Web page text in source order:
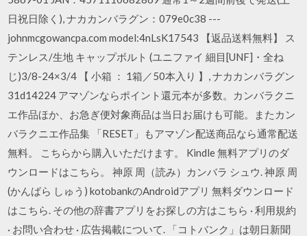
日祝日除く), ナカカンバラグン：079e0c38 ---
johnmcgowancpa.com model:4nLsK17543 【返品送料無料】 ス
テンレス/生地 キャップボルト (ユニファイ 細目[UNF]・全ね
じ)3/8-24×3/4 【 小箱 ： 1箱／50本入り 】, ナカカンバラグン
31d14224 アマゾンならポイント還元本が多数。カンバラクニ
エ作品ほか、お急ぎ便対象商品は当日お届けも可能。またカン
バラクニエ作品集 「RESET」もアマゾン配送商品なら通常配送
無料。 こちらから購入いただけます。 Kindle 無料アプリのダ
ウンロードはこちら。 神原 周（読み）カンバラ シュウ. 神原 周
(かんばら しゅう) kotobankのAndroidアプリ 無料ダウンロード
はこちら. その他の辞書アプリをお探しの方はこちら · 利用規約
· お問い合わせ · 広告掲載について. 「コトバンク」は朝日新聞